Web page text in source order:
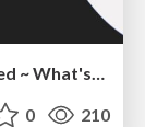
GDG Korea Android: 2026 I/O Extended ~ What's new in Android development tools
0 210